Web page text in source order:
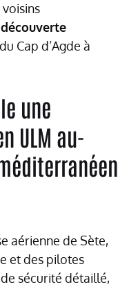
découverte
Cap d’Agde à
une
ULM au-
aérienne de Sète,
et des pilotes
sécurité détaillé,